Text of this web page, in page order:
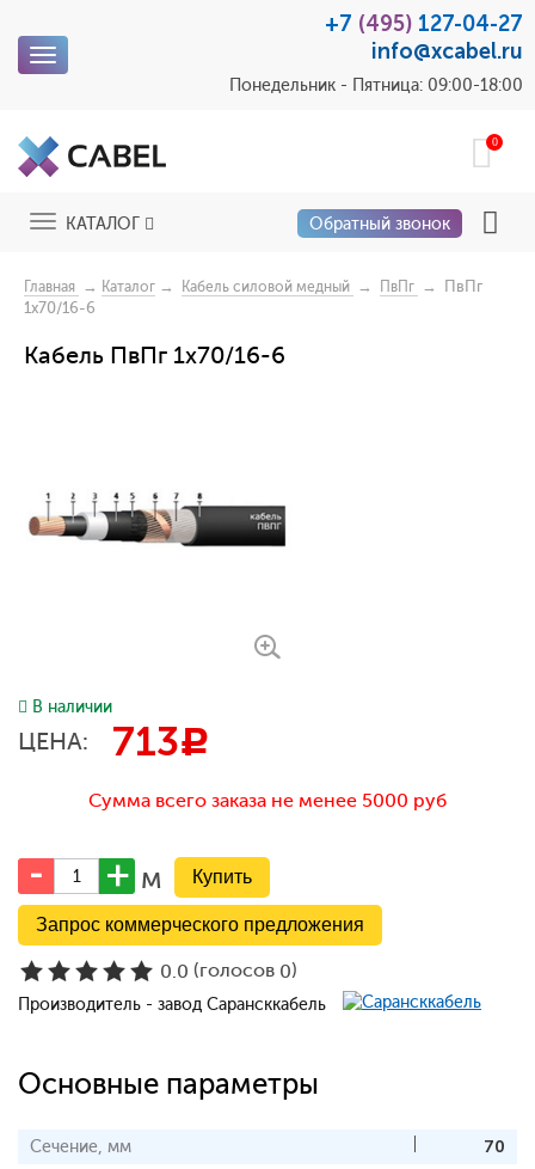
Toggle
+7 (495) 127-04-27
info@xcabel.ru
Понедельник - Пятница: 09:00-18:00
0
ToggleКАТАЛОГ Обратный звонок
Главная → Каталог → Кабель силовой медный → ПвПг → ПвПг
1x70/16-6
Кабель ПвПг 1x70/16-6
В наличии
ЦЕНА: 713c
Сумма всего заказа не менее 5000 руб
м
Запрос коммерческого предложения
0.0 (голосов 0)
Производитель - завод Сарансккабель
Основные параметры
Сечение, мм
70